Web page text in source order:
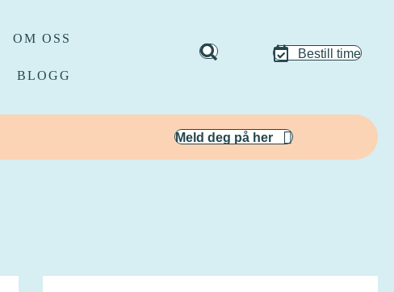
OM OSS
BLOGG
Bestill time
Meld deg på her